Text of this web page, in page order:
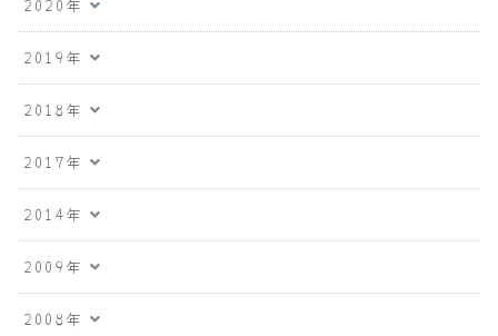
2019年
2018年
2017年
2014年
2009年
2008年